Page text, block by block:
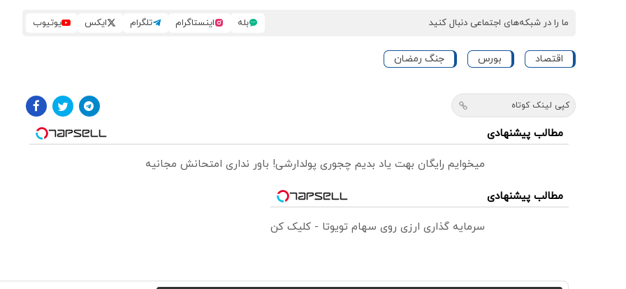
ما را در شبکه‌های اجتماعی دنبال کنید بله اینستاگرام تلگرام ایکس یوتیوب
اقتصاد بورس جنگ رمضان
کپی لینک کوتاه
مطالب پیشنهادی
میخوایم رایگان بهت یاد بدیم چجوری پولدارشی! باور نداری امتحانش مجانیه
مطالب پیشنهادی
سرمایه گذاری ارزی روی سهام تویوتا - کلیک کن